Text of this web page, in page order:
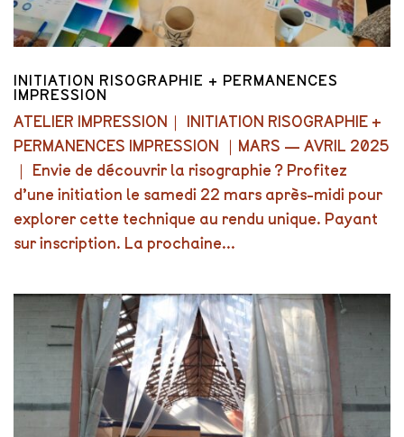
INITIATION RISOGRAPHIE + PERMANENCES
IMPRESSION
ATELIER IMPRESSION｜ INITIATION RISOGRAPHIE +
PERMANENCES IMPRESSION ｜MARS — AVRIL 2025
｜ Envie de découvrir la risographie ? Profitez
d’une initiation le samedi 22 mars après-midi pour
explorer cette technique au rendu unique. Payant
sur inscription. La prochaine...